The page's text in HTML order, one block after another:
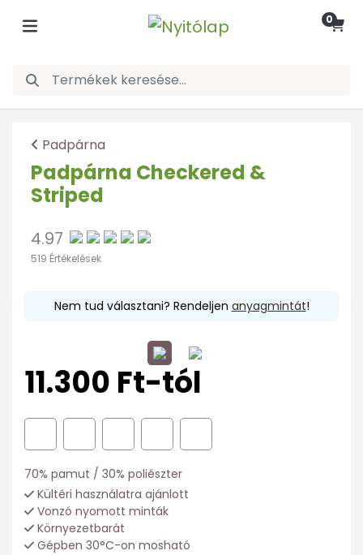
0
Padpárna
Padpárna Checkered &
Striped
4.97
519 Értékelések
Nem tud választani? Rendeljen anyagmintát!
11.300 Ft-tól
70% pamut / 30% poliészter
Kültéri használatra ajánlott
Vonzó nyomott minták
Környezetbarát
Gépben 30°C-on mosható